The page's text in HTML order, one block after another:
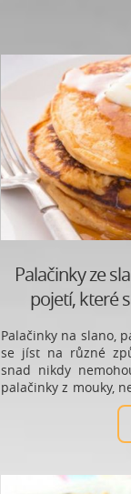
Palačinky ze
pojetí, které
Palačinky na slano,
se jíst na různé
snad nikdy
palačinky z mouky,
co takhle